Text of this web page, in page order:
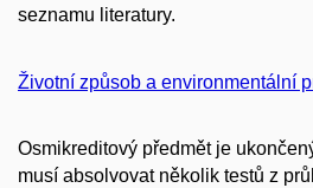
seznamu literatury.
Životní způsob a environmentální
Osmikreditový předmět je
musí absolvovat několik testů z